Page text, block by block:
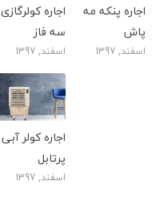
اجاره کولرگازی
سه فاز
اسفند, 1397
اجاره پنکه مه
پاش
اسفند, 1397
اجاره کولر آبی
پرتابل
اسفند, 1397